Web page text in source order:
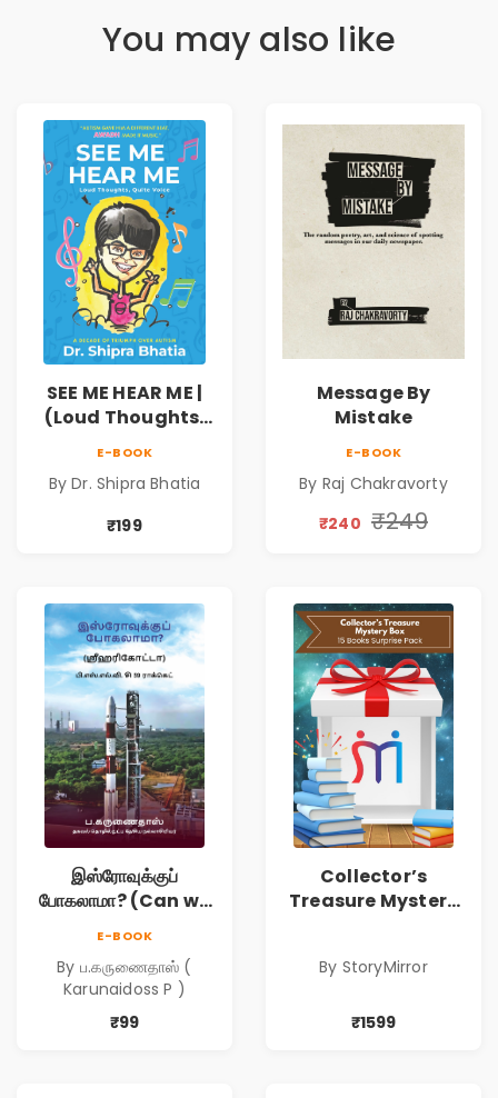
You may also like
SEE ME HEAR ME |
(Loud Thoughts,
E-BOOK
By Dr. Shipra Bhatia
₹199
Message By
Mistake
E-BOOK
By Raj Chakravorty
₹240 ₹249
இஸ்ரோவுக்குப்
போகலாமா? (Can we
E-BOOK
By ப.கருணைதாஸ் (
Karunaidoss P )
₹99
Collector’s
Treasure Mystery
| Fiction, Thriller,
By StoryMirror
₹1599